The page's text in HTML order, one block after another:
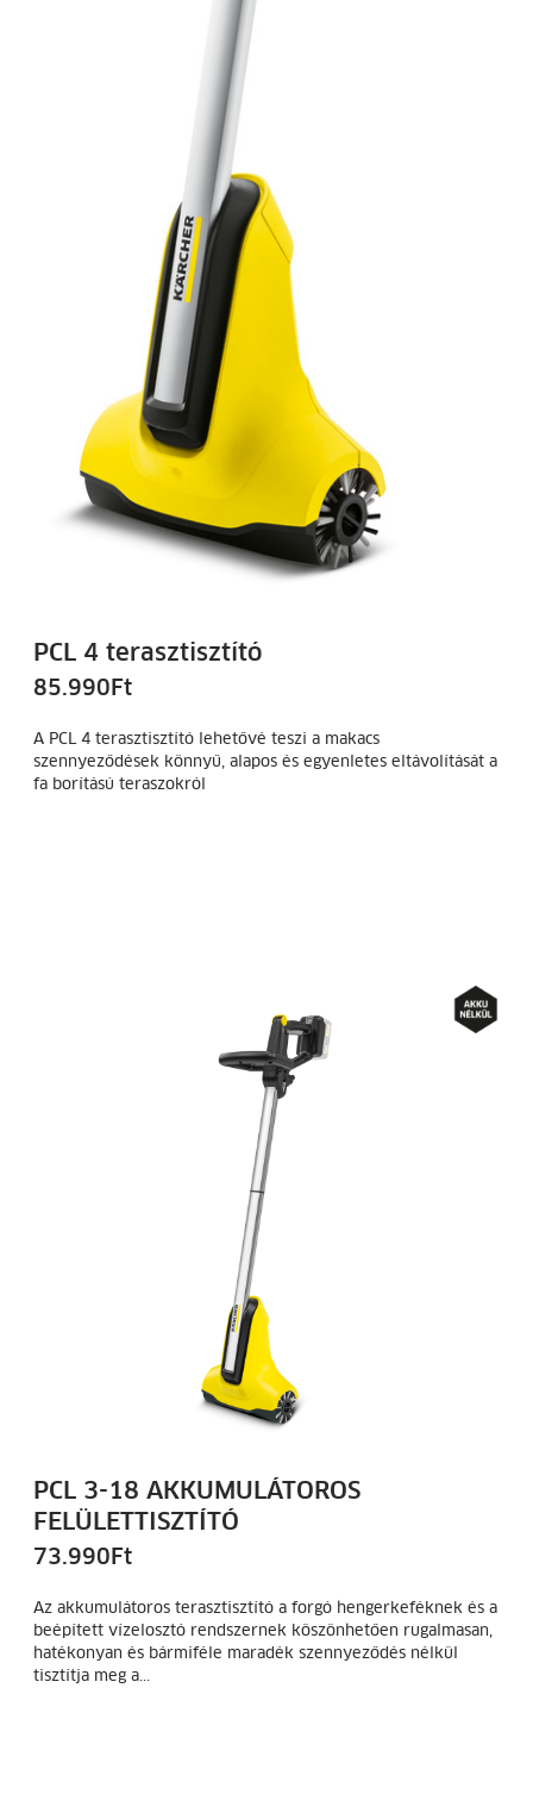
PCL 4 terasztisztító
85.990 Ft
A PCL 4 terasztisztító lehetővé teszi a makacs
szennyeződések könnyű, alapos és egyenletes eltávolítását a
fa borítású teraszokról
PCL 3-18 AKKUMULÁTOROS
FELÜLETTISZTÍTÓ
73.990 Ft
Az akkumulátoros terasztisztító a forgó hengerkeféknek és a
beépített vízelosztó rendszernek köszönhetően rugalmasan,
hatékonyan és bármiféle maradék szennyeződés nélkül
tisztítja meg a...